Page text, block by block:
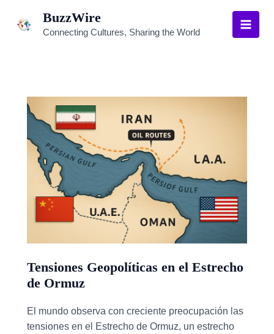
BuzzWire
Connecting Cultures, Sharing the World
Main
Tensiones Geopolíticas en el Estrecho
de Ormuz
El mundo observa con creciente preocupación las
tensiones en el Estrecho de Ormuz, un estrecho